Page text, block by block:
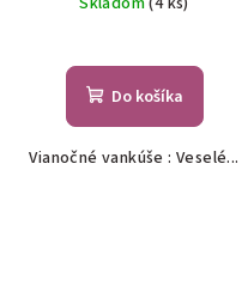
Do košíka
Vianočné vankúše : Veselé...